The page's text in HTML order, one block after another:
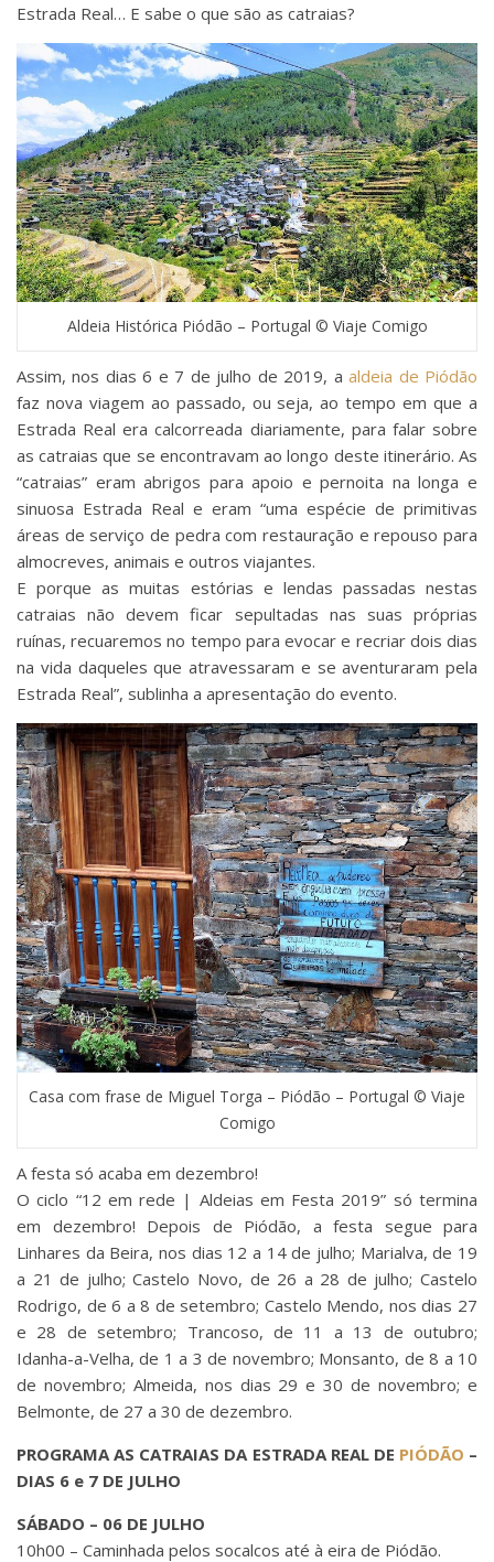
Estrada Real… E sabe o que são as catraias?
Aldeia Histórica Piódão – Portugal © Viaje Comigo
Assim, nos dias 6 e 7 de julho de 2019, aaldeia de Piódão
faz nova viagem ao passado, ou seja, ao tempo em que a
Estrada Real era calcorreada diariamente, para falar sobre
as catraias que se encontravam ao longo deste itinerário. As
“catraias” eram abrigos para apoio e pernoita na longa e
sinuosa Estrada Real e eram “uma espécie de primitivas
áreas de serviço de pedra com restauração e repouso para
almocreves, animais e outros viajantes.
E porque as muitas estórias e lendas passadas nestas
catraias não devem ficar sepultadas nas suas próprias
ruínas, recuaremos no tempo para evocar e recriar dois dias
na vida daqueles que atravessaram e se aventuraram pela
Estrada Real”, sublinha a apresentação do evento.
Casa com frase de Miguel Torga – Piódão – Portugal © Viaje
Comigo
A festa só acaba em dezembro!
O ciclo “12 em rede | Aldeias em Festa 2019” só termina
em dezembro! Depois de Piódão, a festa segue para
Linhares da Beira, nos dias 12 a 14 de julho; Marialva, de 19
a 21 de julho; Castelo Novo, de 26 a 28 de julho; Castelo
Rodrigo, de 6 a 8 de setembro; Castelo Mendo, nos dias 27
e 28 de setembro; Trancoso, de 11 a 13 de outubro;
Idanha-a-Velha, de 1 a 3 de novembro; Monsanto, de 8 a 10
de novembro; Almeida, nos dias 29 e 30 de novembro; e
Belmonte, de 27 a 30 de dezembro.
PROGRAMA AS CATRAIAS DA ESTRADA REAL DE PIÓDÃO –
DIAS 6 e 7 DE JULHO
SÁBADO – 06 DE JULHO
10h00 – Caminhada pelos socalcos até à eira de Piódão.